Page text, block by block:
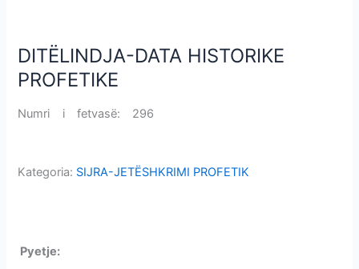
DITËLINDJA-DATA HISTORIKE
PROFETIKE
Numri i fetvasë: 296
Kategoria: SIJRA-JETËSHKRIMI PROFETIK
Pyetje:
DITËLINDJA-
DATA
HISTORIKE
PROFETIKE
e